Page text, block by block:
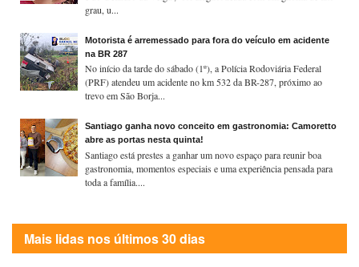
grau, u...
Motorista é arremessado para fora do veículo em acidente
na BR 287
No início da tarde do sábado (1º), a Polícia Rodoviária Federal
(PRF) atendeu um acidente no km 532 da BR-287, próximo ao
trevo em São Borja...
Santiago ganha novo conceito em gastronomia: Camoretto
abre as portas nesta quinta!
Santiago está prestes a ganhar um novo espaço para reunir boa
gastronomia, momentos especiais e uma experiência pensada para
toda a família....
Mais lidas nos últimos 30 dias